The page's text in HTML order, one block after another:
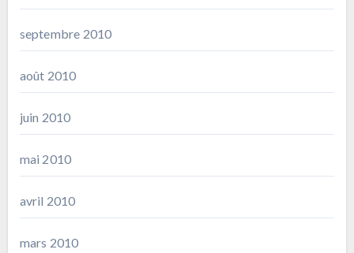
septembre 2010
août 2010
juin 2010
mai 2010
avril 2010
mars 2010